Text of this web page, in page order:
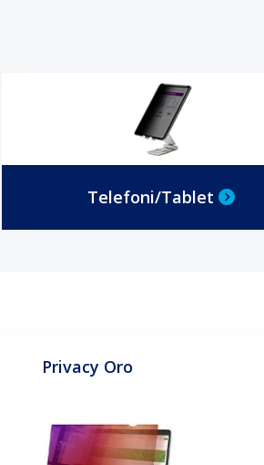
Telefoni/Tablet
Privacy Oro